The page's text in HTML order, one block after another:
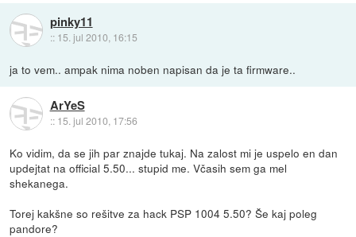
pinky11
:: 15. jul 2010, 16:15
ja to vem.. ampak nima noben napisan da je ta firmware..
ArYeS
:: 15. jul 2010, 17:56
Ko vidim, da se jih par znajde tukaj. Na zalost mi je uspelo en dan
updejtat na official 5.50... stupid me. Včasih sem ga mel
shekanega.
Torej kakšne so rešitve za hack PSP 1004 5.50? Še kaj poleg
pandore?